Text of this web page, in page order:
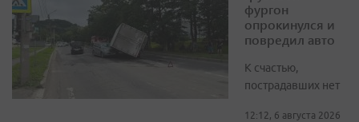
фургон
опрокинулся и
повредил авто
К счастью,
пострадавших нет
12:12, 6 августа 2026